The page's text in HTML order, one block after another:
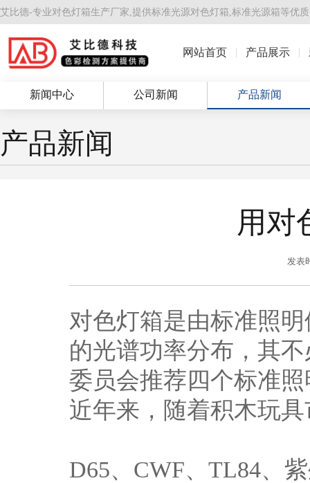
艾比德-专业对色灯箱生产厂家,提供标准光源对色灯箱,标准光源箱等优
网站首页 产品展示
新闻中心 公司新闻 产品新闻
产品新闻
用对
发表
对色灯箱是由标准照
的光谱功率分布，其
委员会推荐四个标准
近年来，随着积木玩
D65、CWF、TL84、